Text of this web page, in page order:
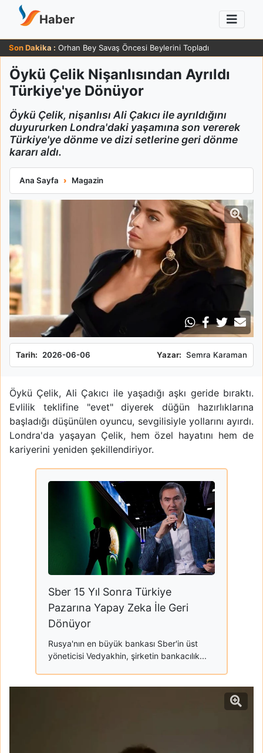
Haber
Son Dakika : Orhan Bey Savaş Öncesi Beylerini Topladı
Öykü Çelik Nişanlısından Ayrıldı
Türkiye'ye Dönüyor
Öykü Çelik, nişanlısı Ali Çakıcı ile ayrıldığını
duyururken Londra'daki yaşamına son vererek
Türkiye'ye dönme ve dizi setlerine geri dönme
kararı aldı.
Ana Sayfa Magazin
Öykü Çelik Nişanlısından Ayrıldı Türkiye'ye Dönüyor
Tarih: 2026-06-06 Yazar: Semra Karaman
Öykü Çelik, Ali Çakıcı ile yaşadığı aşkı geride bıraktı.
Evlilik teklifine "evet" diyerek düğün hazırlıklarına
başladığı düşünülen oyuncu, sevgilisiyle yollarını ayırdı.
Londra'da yaşayan Çelik, hem özel hayatını hem de
kariyerini yeniden şekillendiriyor.
Sber 15 Yıl Sonra Türkiye
Pazarına Yapay Zeka İle Geri
Dönüyor
Rusya'nın en büyük bankası Sber'in üst
yöneticisi Vedyakhin, şirketin bankacılık...